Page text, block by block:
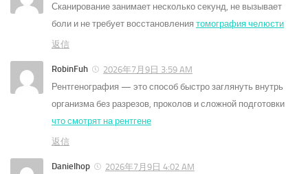
Сканирование занимает несколько секунд, не вызывает
боли и не требует восстановления томография челюсти
返信
RobinFuh
2026年7月9日 3:59 AM
Рентгенография — это способ быстро заглянуть внутрь
организма без разрезов, проколов и сложной подготовки
что смотрят на рентгене
返信
Danielhop
2026年7月9日 4:02 AM